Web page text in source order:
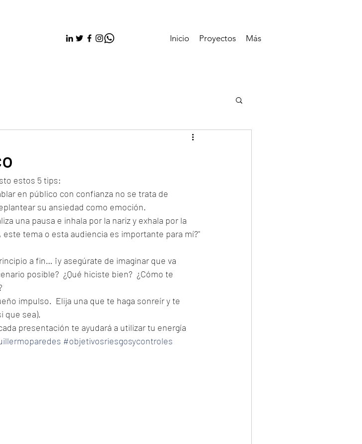
Inicio Proyectos Más
estos 5 tips:
en público con confianza no se trata de
su ansiedad como emoción.
una pausa e inhala por la nariz y exhala por la
tema o esta audiencia es importante para mí?"
a fin… ¡y asegúrate de imaginar que va
posible?  ¿Qué hiciste bien?  ¿Cómo te
impulso.  Elija una que te haga sonreír y te
que sea).
presentación te ayudará a utilizar tu energía
#objetivosriesgosycontroles